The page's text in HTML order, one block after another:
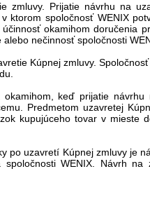
zmluvy. Prijatie návrhu na
ktorom spoločnosť WENIX
okamihom doručenia
nečinnosť spoločnosti
Kúpnej zmluvy.
keď prijatie
Predmetom uzavretej
kupujúceho tovar v mieste
po uzavretí Kúpnej zmluvy je
spoločnosti WENIX. Návrh